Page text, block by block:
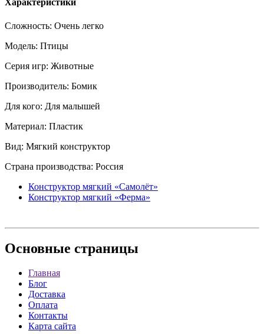
Характеристики
Сложность: Очень легко
Модель: Птицы
Серия игр: Животные
Производитель: Бомик
Для кого: Для малышей
Материал: Пластик
Вид: Мягкий конструктор
Страна производства: Россия
Конструктор мягкий «Самолёт»
Конструктор мягкий «Ферма»
Основные страницы
Главная
Блог
Доставка
Оплата
Контакты
Карта сайта